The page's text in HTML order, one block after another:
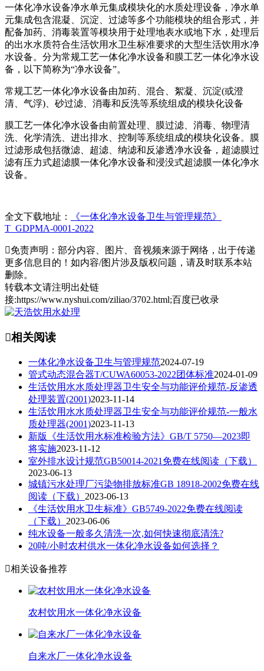
一体化净水设备净水单元集成模块化的水质处理设备，净水单
元集成包含混凝、沉淀、过滤等多个功能模块的组合形式，并
配备加药、消毒装置等模块用于处理地表水或地下水，处理后
的出水水质符合生活饮用水卫生标准要求的大型生活饮用水净
水设备。分为常规工艺一体化净水设备和膜工艺一体化净水设
备，以下简称为“净水设备”。
常规工艺一体化净水设备由加药、混合、絮凝、沉淀(或澄
清、气浮)、砂过滤、消毒和反洗等系统组成的模块化设备
膜工艺一体化净水设备由前置处理、膜过滤、消毒、物理清
洗、化学清洗、进出排水、控制等系统组成的模块化设备。膜
过滤形成包括微滤、超滤、纳滤和反渗透净水设备，超滤膜过
滤有压力式超滤膜一体化净水设备和浸没式超滤膜一体化净水
设备。
全文下载地址：
《一体化净水设备卫生与管理规范》
T_GDPMA-0001-2022
免责声明：部分内容、图片、音视频来源于网络，出于传递
更多信息目的！如内容/图片涉及版权问题，请及时联系本站
删除。
转载本文请注明出处链
接:https://www.nyshui.com/ziliao/3702.html;百度已收录
相关阅读
一体化净水设备卫生与管理规范2024-07-19
管式动态混合器T/CUWA60053-2022团体标准2024-01-09
生活饮用水水质处理器卫生安全与功能评价规范-反渗透
处理装置(2001)2023-11-14
生活饮用水水质处理器卫生安全与功能评价规范-一般水
质处理器(2001)2023-11-13
新版《生活饮用水标准检验方法》GB/T 5750—2023即
将实施2023-11-12
室外排水设计规范GB50014-2021免费在线阅读（下载）
2023-06-13
城镇污水处理厂污染物排放标准GB 18918-2002免费在线
阅读（下载） 2023-06-13
《生活饮用水卫生标准》GB5749-2022免费在线阅读
（下载） 2023-06-06
纯水设备一般多久清洗一次,如何快速彻底清洗?
20吨/小时农村供水一体化净水设备如何选择？
相关设备推荐
农村饮用水一体化净水设备
自来水厂一体化净水设备